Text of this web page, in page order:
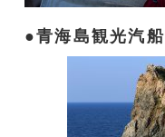
青海島観光汽船